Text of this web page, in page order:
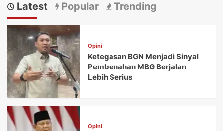
Latest Popular Trending
Opini
Ketegasan BGN Menjadi Sinyal
Pembenahan MBG Berjalan
Lebih Serius
Opini